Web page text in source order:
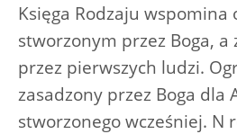
Księga Rodzaju wspomina
stworzonym przez Boga, a
przez pierwszych ludzi.
zasadzony przez Boga dla
stworzonego wcześniej. N